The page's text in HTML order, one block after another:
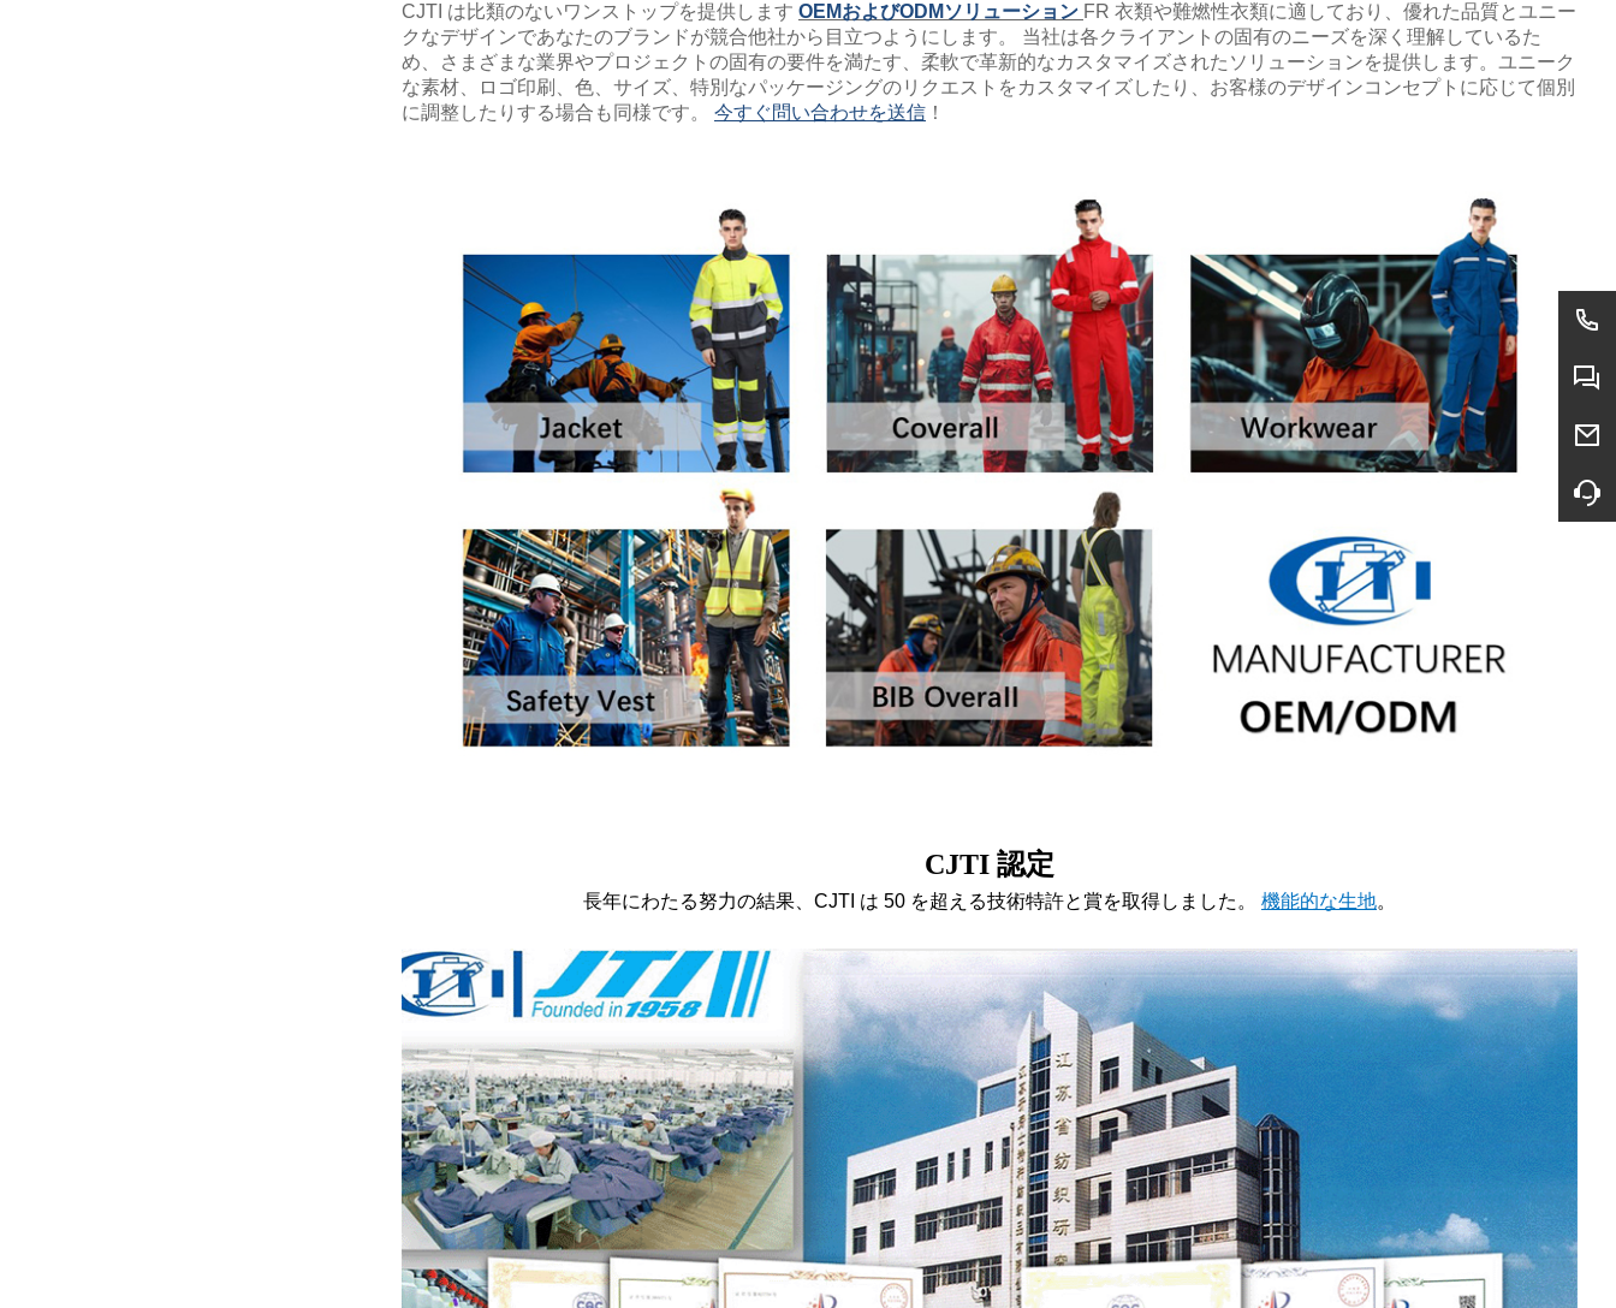
CJTI は比類のないワンストップを提供します OEMおよびODMソリューション FR 衣類や難燃性衣類に適しており、優れた品質とユニー
クなデザインであなたのブランドが競合他社から目立つようにします。 当社は各クライアントの固有のニーズを深く理解しているた
め、さまざまな業界やプロジェクトの固有の要件を満たす、柔軟で革新的なカスタマイズされたソリューションを提供します。ユニーク
な素材、ロゴ印刷、色、サイズ、特別なパッケージングのリクエストをカスタマイズしたり、お客様のデザインコンセプトに応じて個別
に調整したりする場合も同様です。 今すぐ問い合わせを送信 ！
CJTI 認定
長年にわたる努力の結果、CJTI は 50 を超える技術特許と賞を取得しました。 機能的な生地。